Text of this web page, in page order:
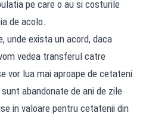
pe care o au si costurile
de acolo.
unde exista un acord, daca
vedea transferul catre
vor lua mai aproape de cetateni
abandonate de ani de zile
in valoare pentru cetatenii din